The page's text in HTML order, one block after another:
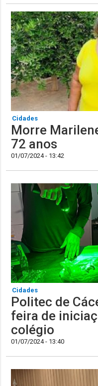
Cidades
Morre
72 anos
01/07/2024 - 13:42
Cidades
Politec de
feira de
colégio
01/07/2024 - 13:40